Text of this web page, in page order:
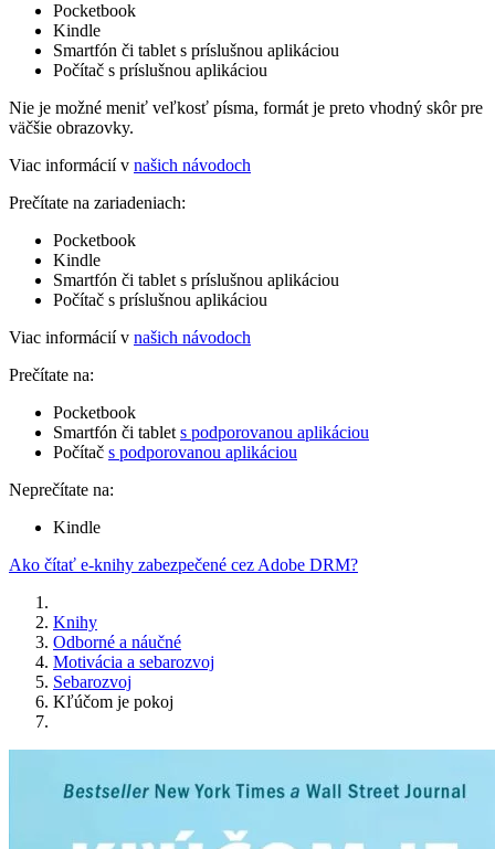
Pocketbook
Kindle
Smartfón či tablet s príslušnou aplikáciou
Počítač s príslušnou aplikáciou
Nie je možné meniť veľkosť písma, formát je preto vhodný skôr pre
väčšie obrazovky.
Viac informácií v našich návodoch
Prečítate na zariadeniach:
Pocketbook
Kindle
Smartfón či tablet s príslušnou aplikáciou
Počítač s príslušnou aplikáciou
Viac informácií v našich návodoch
Prečítate na:
Pocketbook
Smartfón či tablet s podporovanou aplikáciou
Počítač s podporovanou aplikáciou
Neprečítate na:
Kindle
Ako čítať e-knihy zabezpečené cez Adobe DRM?
Knihy
Odborné a náučné
Motivácia a sebarozvoj
Sebarozvoj
Kľúčom je pokoj